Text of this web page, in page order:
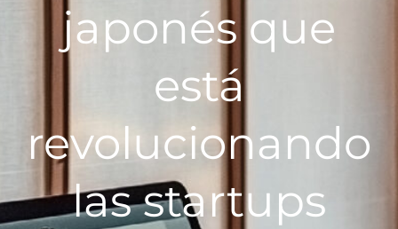
japonés que
está
revolucionando
las startups